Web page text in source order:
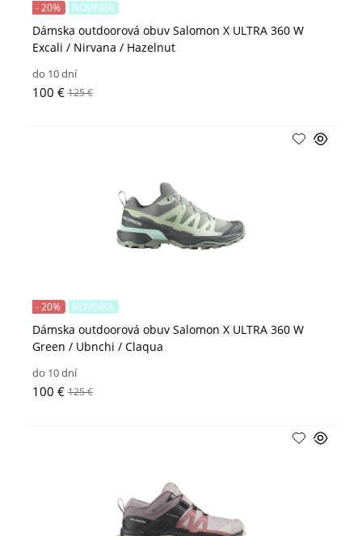
Dámska outdoorová obuv Salomon X ULTRA 360 W
Excali / Nirvana / Hazelnut
- 20% NOVINKA
do 10 dní
100 € 125 €
Dámska outdoorová obuv Salomon X ULTRA 360 W
Green / Ubnchi / Claqua
- 20% NOVINKA
do 10 dní
100 € 125 €